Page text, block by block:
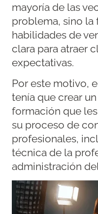
mayoría de las
problema, sino la
habilidades de
clara para atraer
expectativas.
Por este motivo,
tenía que crear
formación que
su proceso de
profesionales,
técnica de la
administración